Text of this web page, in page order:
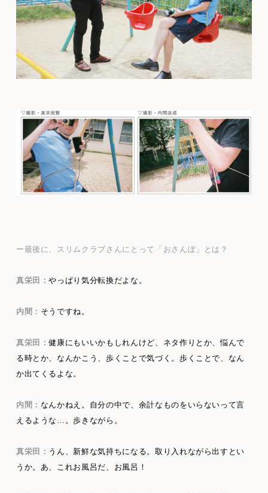
ー最後に、スリムクラブさんにとって「おさんぽ」とは？
真栄田：やっぱり気分転換だよな。
内間： そうですね。
真栄田：健康にもいいかもしれんけど、ネタ作りとか、悩んで
る時とか、なんかこう、歩くことで気づく。歩くことで、なん
か出てくるよな。
内間： なんかねえ。自分の中で、余計なものをいらないって言
えるような…。歩きながら。
真栄田： うん、新鮮な気持ちになる。取り入れながら出すとい
うか。あ、これお風呂だ、お風呂！